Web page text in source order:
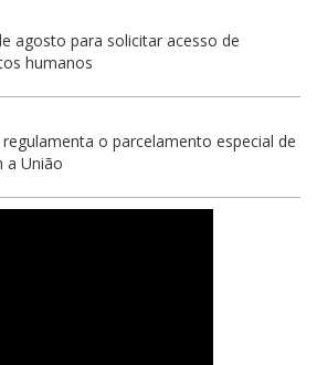
agosto para solicitar acesso de
humanos
o parcelamento especial de
a União